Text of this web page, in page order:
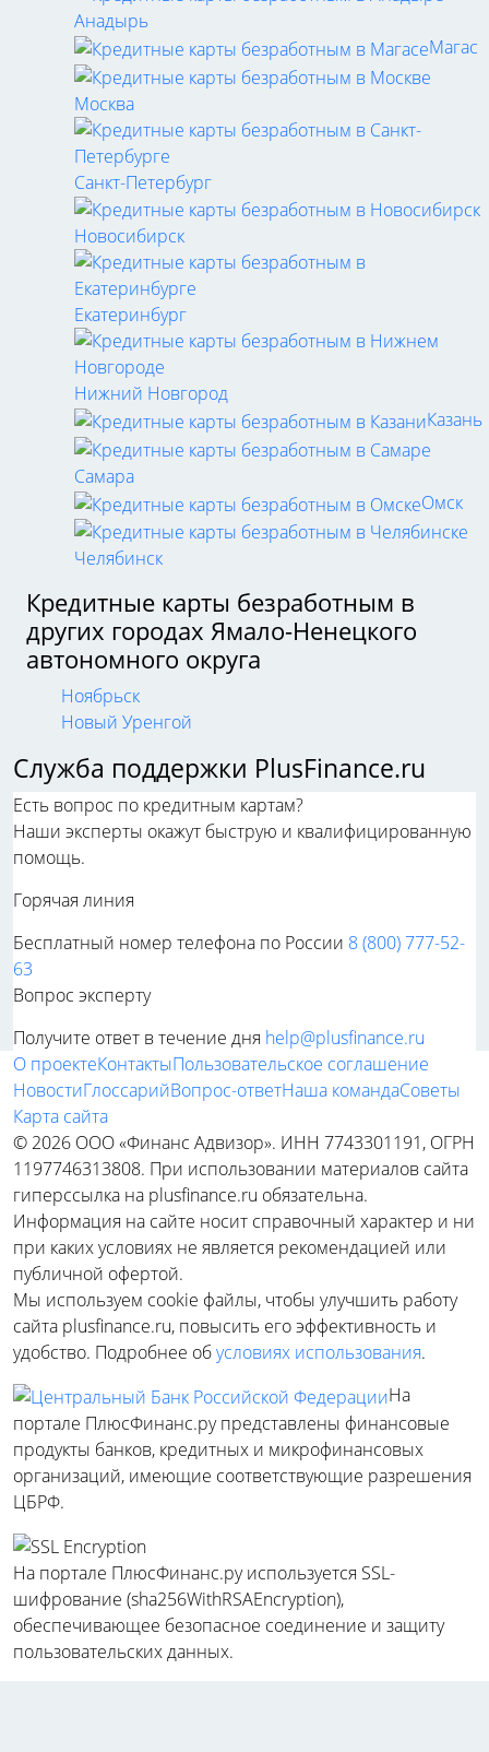
Анадырь
Магас
Москва
Санкт-Петербург
Новосибирск
Екатеринбург
Нижний Новгород
Казань
Самара
Омск
Челябинск
Кредитные карты безработным в
других городах Ямало-Ненецкого
автономного округа
Ноябрьск
Новый Уренгой
Служба поддержки PlusFinance.ru
Есть вопрос по кредитным картам?
Наши эксперты окажут быструю и квалифицированную
помощь.
Горячая линия
Бесплатный номер телефона по России 8 (800) 777-52-
63
Вопрос эксперту
Получите ответ в течение дня help@plusfinance.ru
О проектеКонтактыПользовательское соглашение
НовостиГлоссарийВопрос-ответНаша командаСоветы
Карта сайта
© 2026 ООО «Финанс Адвизор». ИНН 7743301191, ОГРН
1197746313808. При использовании материалов сайта
гиперссылка на plusfinance.ru обязательна.
Информация на сайте носит справочный характер и ни
при каких условиях не является рекомендацией или
публичной офертой.
Мы используем cookie файлы, чтобы улучшить работу
сайта plusfinance.ru, повысить его эффективность и
удобство. Подробнее обусловиях использования.
На
портале ПлюсФинанс.ру представлены финансовые
продукты банков, кредитных и микрофинансовых
организаций, имеющие соответствующие разрешения
ЦБРФ.
На портале ПлюсФинанс.ру используется SSL-
шифрование (sha256WithRSAEncryption),
обеспечивающее безопасное соединение и защиту
пользовательских данных.